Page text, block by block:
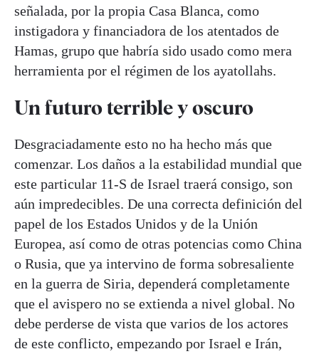
señalada, por la propia Casa Blanca, como
instigadora y financiadora de los atentados de
Hamas, grupo que habría sido usado como mera
herramienta por el régimen de los ayatollahs.
Un futuro terrible y oscuro
Desgraciadamente esto no ha hecho más que
comenzar. Los daños a la estabilidad mundial que
este particular 11-S de Israel traerá consigo, son
aún impredecibles. De una correcta definición del
papel de los Estados Unidos y de la Unión
Europea, así como de otras potencias como China
o Rusia, que ya intervino de forma sobresaliente
en la guerra de Siria, dependerá completamente
que el avispero no se extienda a nivel global. No
debe perderse de vista que varios de los actores
de este conflicto, empezando por Israel e Irán,